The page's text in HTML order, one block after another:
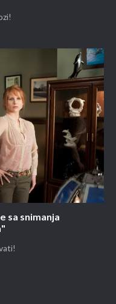
sa snimanja